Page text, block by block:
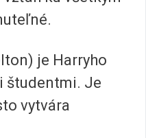
je Harryho
študentmi. Je
vytvára